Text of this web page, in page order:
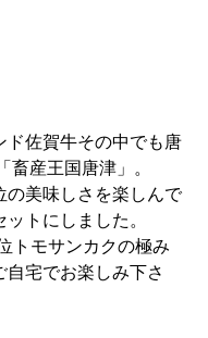
ド佐賀牛その中でも唐
産王国唐津」。
の美味しさを楽しんで
トにしました。
トモサンカクの極み
宅でお楽しみ下さ